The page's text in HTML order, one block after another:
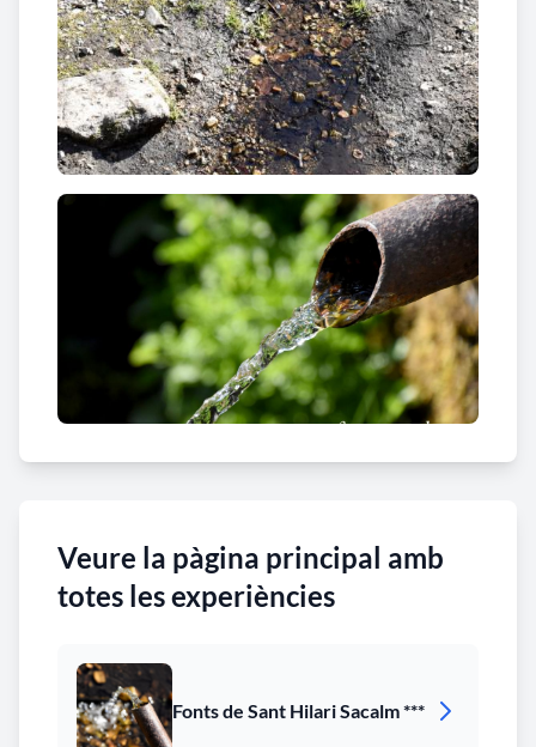
Veure la pàgina principal amb
totes les experiències
Fonts de Sant Hilari Sacalm ***